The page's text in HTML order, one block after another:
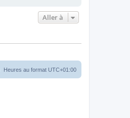
Aller à
Heures au format UTC+01:00